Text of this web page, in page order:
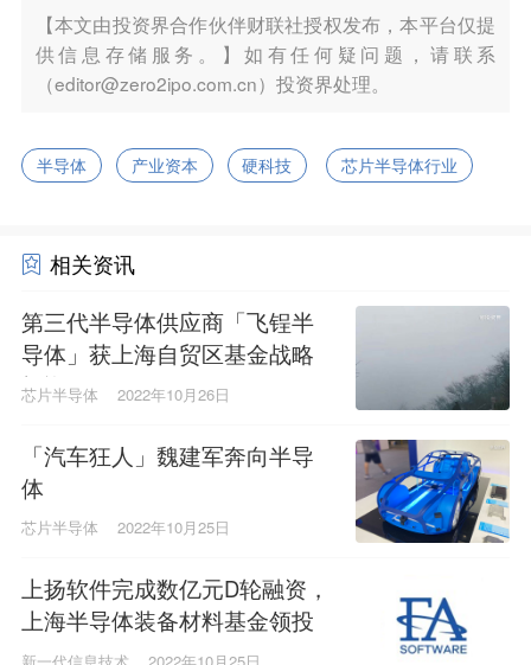
【本文由投资界合作伙伴财联社授权发布，本平台仅提
供信息存储服务。】如有任何疑问题，请联系
（editor@zero2ipo.com.cn）投资界处理。
半导体 产业资本 硬科技 芯片半导体行业
相关资讯
第三代半导体供应商「飞锃半
导体」获上海自贸区基金战略
投资
芯片半导体 2022年10月26日
「汽车狂人」魏建军奔向半导
体
芯片半导体 2022年10月25日
上扬软件完成数亿元D轮融资，
上海半导体装备材料基金领投